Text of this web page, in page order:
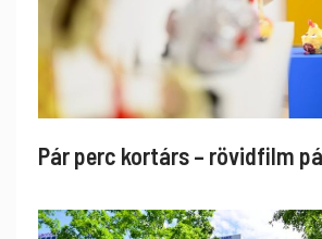
Pár perc kortárs – rövidfilm